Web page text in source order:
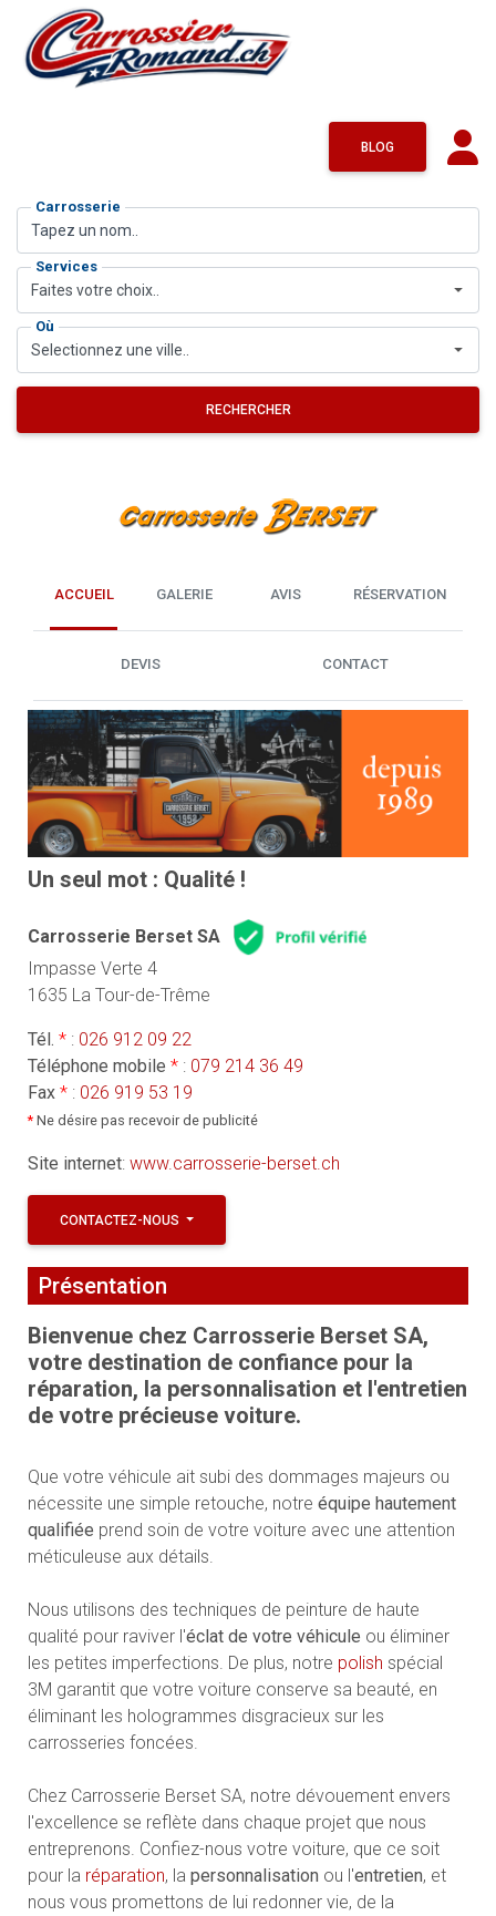
BLOG
Carrosserie
Services
Faites votre choix..
Où
Selectionnez une ville..
RECHERCHER
ACCUEIL GALERIE AVIS RÉSERVATION
DEVIS CONTACT
Un seul mot : Qualité !
Carrosserie Berset SA
Impasse Verte 4
1635 La Tour-de-Trême
Tél. *: 026 912 09 22
Téléphone mobile *: 079 214 36 49
Fax *: 026 919 53 19
*Ne désire pas recevoir de publicité
Site internet: www.carrosserie-berset.ch
CONTACTEZ-NOUS
Présentation
Bienvenue chez Carrosserie Berset SA,
votre destination de confiance pour la
réparation, la personnalisation et l'entretien
de votre précieuse voiture.
Que votre véhicule ait subi des dommages majeurs ou
nécessite une simple retouche, notre équipe hautement
qualifiée prend soin de votre voiture avec une attention
méticuleuse aux détails.
Nous utilisons des techniques de peinture de haute
qualité pour raviver l'éclat de votre véhicule ou éliminer
les petites imperfections. De plus, notre polish spécial
3M garantit que votre voiture conserve sa beauté, en
éliminant les hologrammes disgracieux sur les
carrosseries foncées.
Chez Carrosserie Berset SA, notre dévouement envers
l'excellence se reflète dans chaque projet que nous
entreprenons. Confiez-nous votre voiture, que ce soit
pour la réparation, la personnalisation ou l'entretien, et
nous vous promettons de lui redonner vie, de la